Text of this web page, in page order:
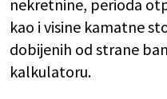
nekretnine, perioda
kao i visine kamatne
dobijenih od strane
kalkulatoru.